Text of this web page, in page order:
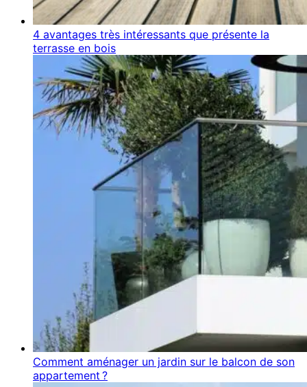
4 avantages très intéressants que présente la
terrasse en bois
Comment aménager un jardin sur le balcon de son
appartement ?